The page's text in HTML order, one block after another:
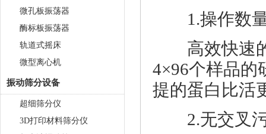
微孔板振荡器
酶标板振荡器
轨道式摇床
微型离心机
振动筛分设备
超细筛分仪
3D打印材料筛分仪
1.操作数量
高效快速的
4×96个样品的
提的蛋白比活
2.无交叉